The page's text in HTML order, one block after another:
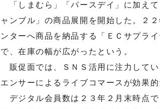
「しまむら」「バースデイ」に加え
ャンブル」の商品展開を開始した。２
ンターへ商品を納品する「ＥＣサプラ
で、在庫の幅が広がったという。
販促面では、ＳＮＳ活用に注力して
エンサーによるライブコマースが効果的
デジタル会員数は２３年２月末時点